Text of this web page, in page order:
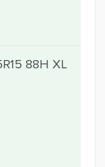
88H XL